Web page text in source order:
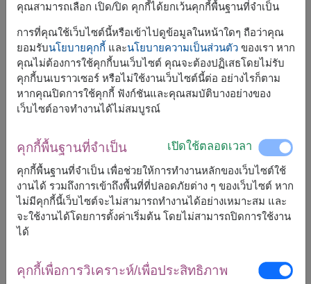
ขนาดโดยประมาณ:
กว้าง : 30 ซม. x สูง : 60 ซม.
ส่งมอบความรักแท้และความรู้สึกจากใจ ด้วยช่อดอกไม้พรี
เสิร์ฟที่จัดอย่างประณีตจากดอกกุหลาบและดอกไฮเดรนเยีย
มาพร้อมตุ๊กตาหมีน้อยน่ารัก จัดในโทนสีขาวและฟ้าดูนุ่มนวล
สบายตา ของขวัญชิ้นนี้เป็นสัญลักษณ์แห่งความรักอันลึกซึ้ง
คุณอยากเก็บไว้ในความทรงจำ 💖
คุณสามารถเลือก เปิด/ปิด คุกกี้ได้ยกเว้นคุกกี้พื้นฐานที่จำเป็น
การที่คุณใช้เว็บไซต์นี้หรือเข้าไปดูข้อมูลในหน้าใดๆ ถือว่าคุณ
ยอมรับนโยบายคุกกี้ และนโยบายความเป็นส่วนตัวของเรา หาก
คุณไม่ต้องการใช้คุกกี้บนเว็บไซต์ คุณจะต้องปฏิเสธโดยไม่รับ
คุกกี้บนเบราวเซอร์ หรือไม่ใช้งานเว็บไซต์นี้ต่อ อย่างไรก็ตาม
หากคุณปิดการใช้คุกกี้ ฟังก์ชันและคุณสมบัติบางอย่างของ
เว็บไซต์อาจทำงานได้ไม่สมบูรณ์
คุกกี้พื้นฐานที่จำเป็น เปิดใช้ตลอดเวลา
คุกกี้พื้นฐานที่จำเป็น เพื่อช่วยให้การทำงานหลักของเว็บไซต์ใช้
งานได้ รวมถึงการเข้าถึงพื้นที่ที่ปลอดภัยต่าง ๆ ของเว็บไซต์ หาก
ไม่มีคุกกี้นี้เว็บไซต์จะไม่สามารถทำงานได้อย่างเหมาะสม และ
จะใช้งานได้โดยการตั้งค่าเริ่มต้น โดยไม่สามารถปิดการใช้งาน
ได้
คุกกี้เพื่อการวิเคราะห์/เพื่อประสิทธิภาพ